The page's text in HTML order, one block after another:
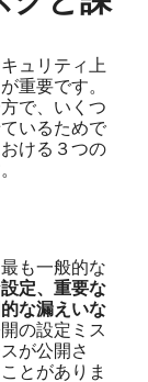
ュリティ上
重要です。
で、いくつ
いるためで
ける３つの
も一般的な
定、重要な
な漏えいな
の設定ミス
が公開さ
とがありま